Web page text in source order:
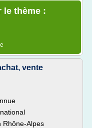
le thème :
vente
Rhône-Alpes